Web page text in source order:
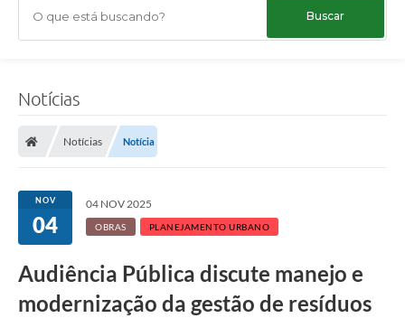
O que está buscando?
Notícias
Notícias Notícia
NOV
04
04 NOV 2025
OBRAS PLANEJAMENTO URBANO
Audiência Pública discute manejo e
modernização da gestão de resíduos